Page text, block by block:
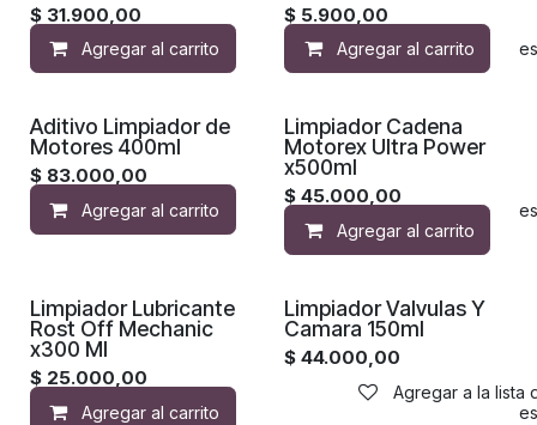
$ 31.900,00
Agregar al carrito Agregar a la lista de
$ 5.900,00
Agregar al carrito
Aditivo Limpiador de
Motores 400ml
$ 83.000,00
Agregar al carrito Agregar a la lista de
Limpiador Cadena
Motorex Ultra Power
x500ml
$45.000,00
Agregar al carrito
Limpiador Lubricante
Rost Off Mechanic
x300 Ml
$ 25.000,00
Agregar al carrito Agregar a la lista de
Limpiador Valvulas Y
Camara 150ml
$44.000,00
Agregar a la lista